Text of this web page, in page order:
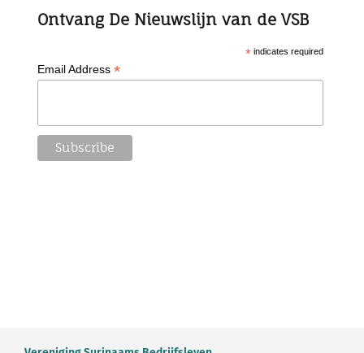
Ontvang De Nieuwslijn van de VSB
* indicates required
Email Address*